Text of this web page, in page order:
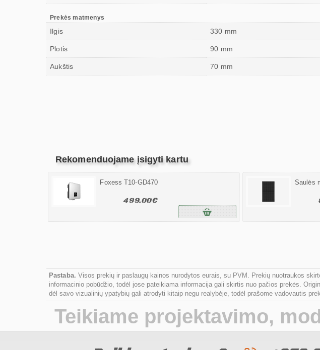
Rekomenduojame įsigyti kartu
Foxess T10-GD470
499.00€
Prekės matmenys
Ilgis 330 mm
Plotis 90 mm
Aukštis 70 mm
Pastaba. Visos prekių ir paslaugų kainos nurodytos eurais, su PVM. Prekių nuotraukos
informacinio pobūdžio, todėl jose pateikiama informacija gali skirtis nuo pačios prekės.
dėl savo vizualinių ypatybių gali atrodyti kitaip negu realybėje, todėl prašome vadovautis
Teikiame projektavimo,